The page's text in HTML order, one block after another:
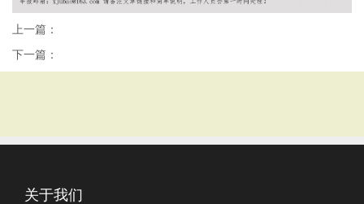
上一篇：
下一篇：
关于我们